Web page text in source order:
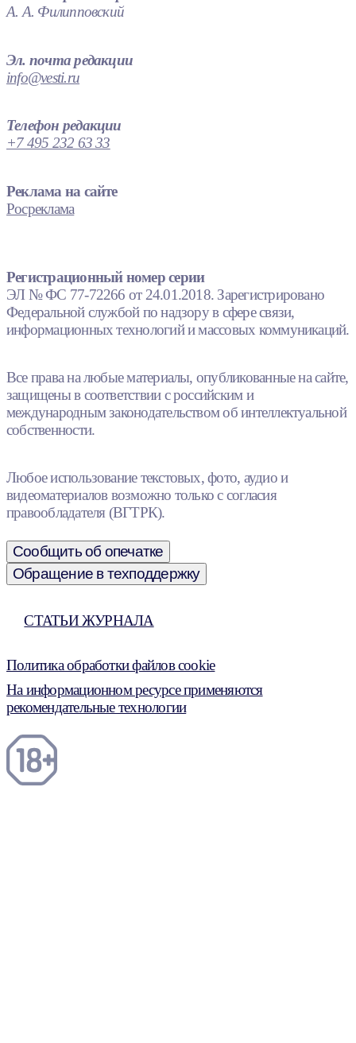
А. А. Филипповский
Эл. почта редакции
info@vesti.ru
Телефон редакции
+7 495 232 63 33
Реклама на сайте
Росреклама
Регистрационный номер серии
ЭЛ № ФС 77-72266 от 24.01.2018. Зарегистрировано
Федеральной службой по надзору в сфере связи,
информационных технологий и массовых коммуникаций.
Все права на любые материалы, опубликованные на сайте,
защищены в соответствии с российским и
международным законодательством об интеллектуальной
собственности.
Любое использование текстовых, фото, аудио и
видеоматериалов возможно только с согласия
правообладателя (ВГТРК).
Сообщить об опечатке
Обращение в техподдержку
СТАТЬИ ЖУРНАЛА
Политика обработки файлов cookie
На информационном ресурсе применяются
рекомендательные технологии